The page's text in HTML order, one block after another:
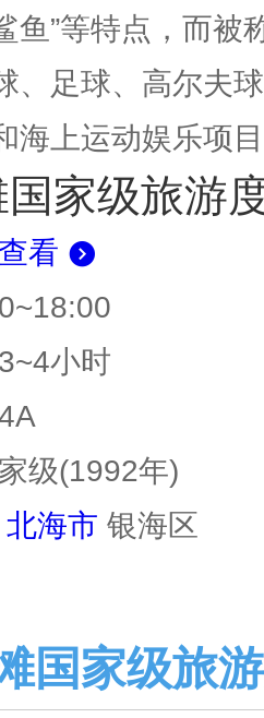
鱼”等特点，而被
、足球、高尔夫
海上运动娱乐项
家级旅游
看
3~4小时
级(1992年)
北海市 银海区
国家级旅